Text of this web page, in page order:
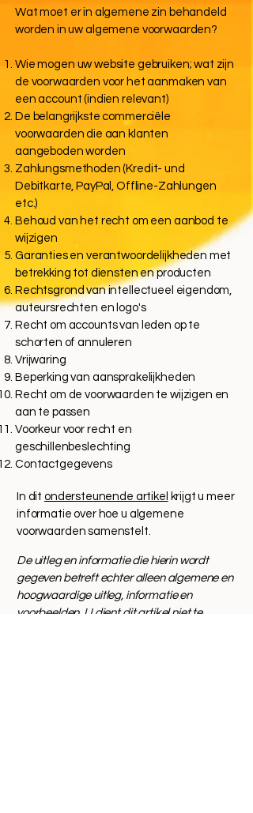
Wat moet er in algemene zin behandeld
worden in uw algemene voorwaarden?
Wie mogen uw website gebruiken; wat zijn
de voorwaarden voor het aanmaken van
een account (indien relevant)
De belangrijkste commerciële
voorwaarden die aan klanten
aangeboden worden
Zahlungsmethoden (Kredit- und
Debitkarte, PayPal, Offline-Zahlungen
etc.)
Behoud van het recht om een aanbod te
wijzigen
Garanties en verantwoordelijkheden met
betrekking tot diensten en producten
Rechtsgrond van intellectueel eigendom,
auteursrechten en logo's
Recht om accounts van leden op te
schorten of annuleren
Vrijwaring
Beperking van aansprakelijkheden
Recht om de voorwaarden te wijzigen en
aan te passen
Voorkeur voor recht en
geschillenbeslechting
Contactgegevens
In dit ondersteunende artikel krijgt u meer
informatie over hoe u algemene
voorwaarden samenstelt.
De uitleg en informatie die hierin wordt
gegeven betreft echter alleen algemene en
hoogwaardige uitleg, informatie en
voorbeelden. U dient dit artikel niet te